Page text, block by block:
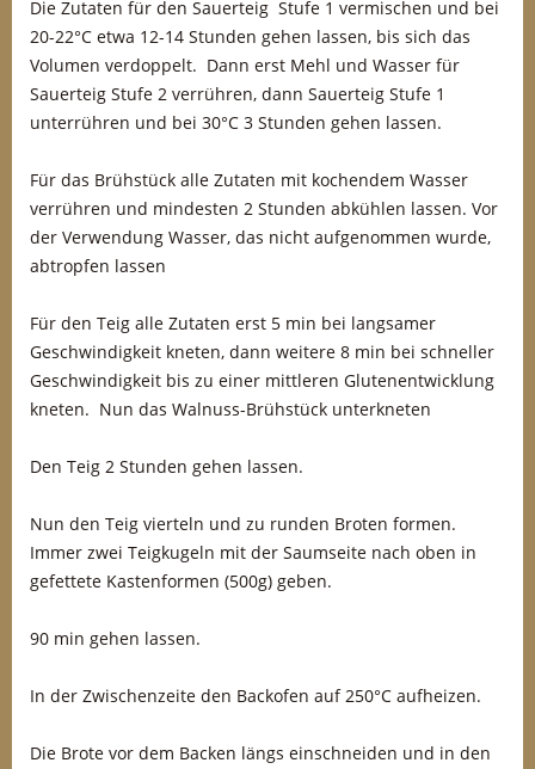
Die Zutaten für den Sauerteig Stufe 1 vermischen und bei
20-22°C etwa 12-14 Stunden gehen lassen, bis sich das
Volumen verdoppelt. Dann erst Mehl und Wasser für
Sauerteig Stufe 2 verrühren, dann Sauerteig Stufe 1
unterrühren und bei 30°C 3 Stunden gehen lassen.
Für das Brühstück alle Zutaten mit kochendem Wasser
verrühren und mindesten 2 Stunden abkühlen lassen. Vor
der Verwendung Wasser, das nicht aufgenommen wurde,
abtropfen lassen
Für den Teig alle Zutaten erst 5 min bei langsamer
Geschwindigkeit kneten, dann weitere 8 min bei schneller
Geschwindigkeit bis zu einer mittleren Glutenentwicklung
kneten. Nun das Walnuss-Brühstück unterkneten
Den Teig 2 Stunden gehen lassen.
Nun den Teig vierteln und zu runden Broten formen.
Immer zwei Teigkugeln mit der Saumseite nach oben in
gefettete Kastenformen (500g) geben.
90 min gehen lassen.
In der Zwischenzeite den Backofen auf 250°C aufheizen.
Die Brote vor dem Backen längs einschneiden und in den